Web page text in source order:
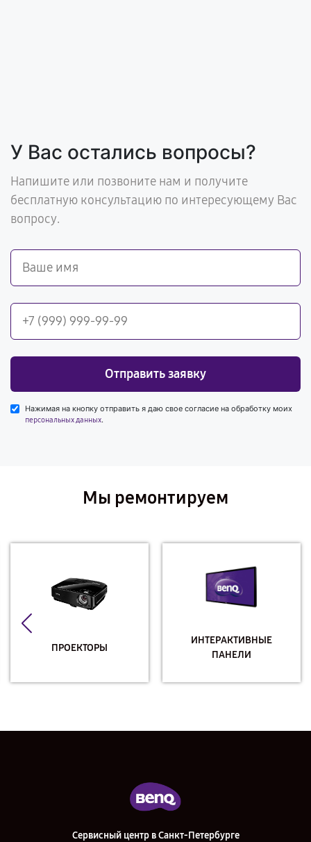
У Вас остались вопросы?
Напишите или позвоните нам и получите
бесплатную консультацию по интересующему Вас
вопросу.
Отправить заявку
Нажимая на кнопку отправить я даю свое согласие на обработку моих
персональных данных.
Мы ремонтируем
ПРОЕКТОРЫ
ИНТЕРАКТИВНЫЕ
ПАНЕЛИ
Сервисный центр в Санкт-Петербурге